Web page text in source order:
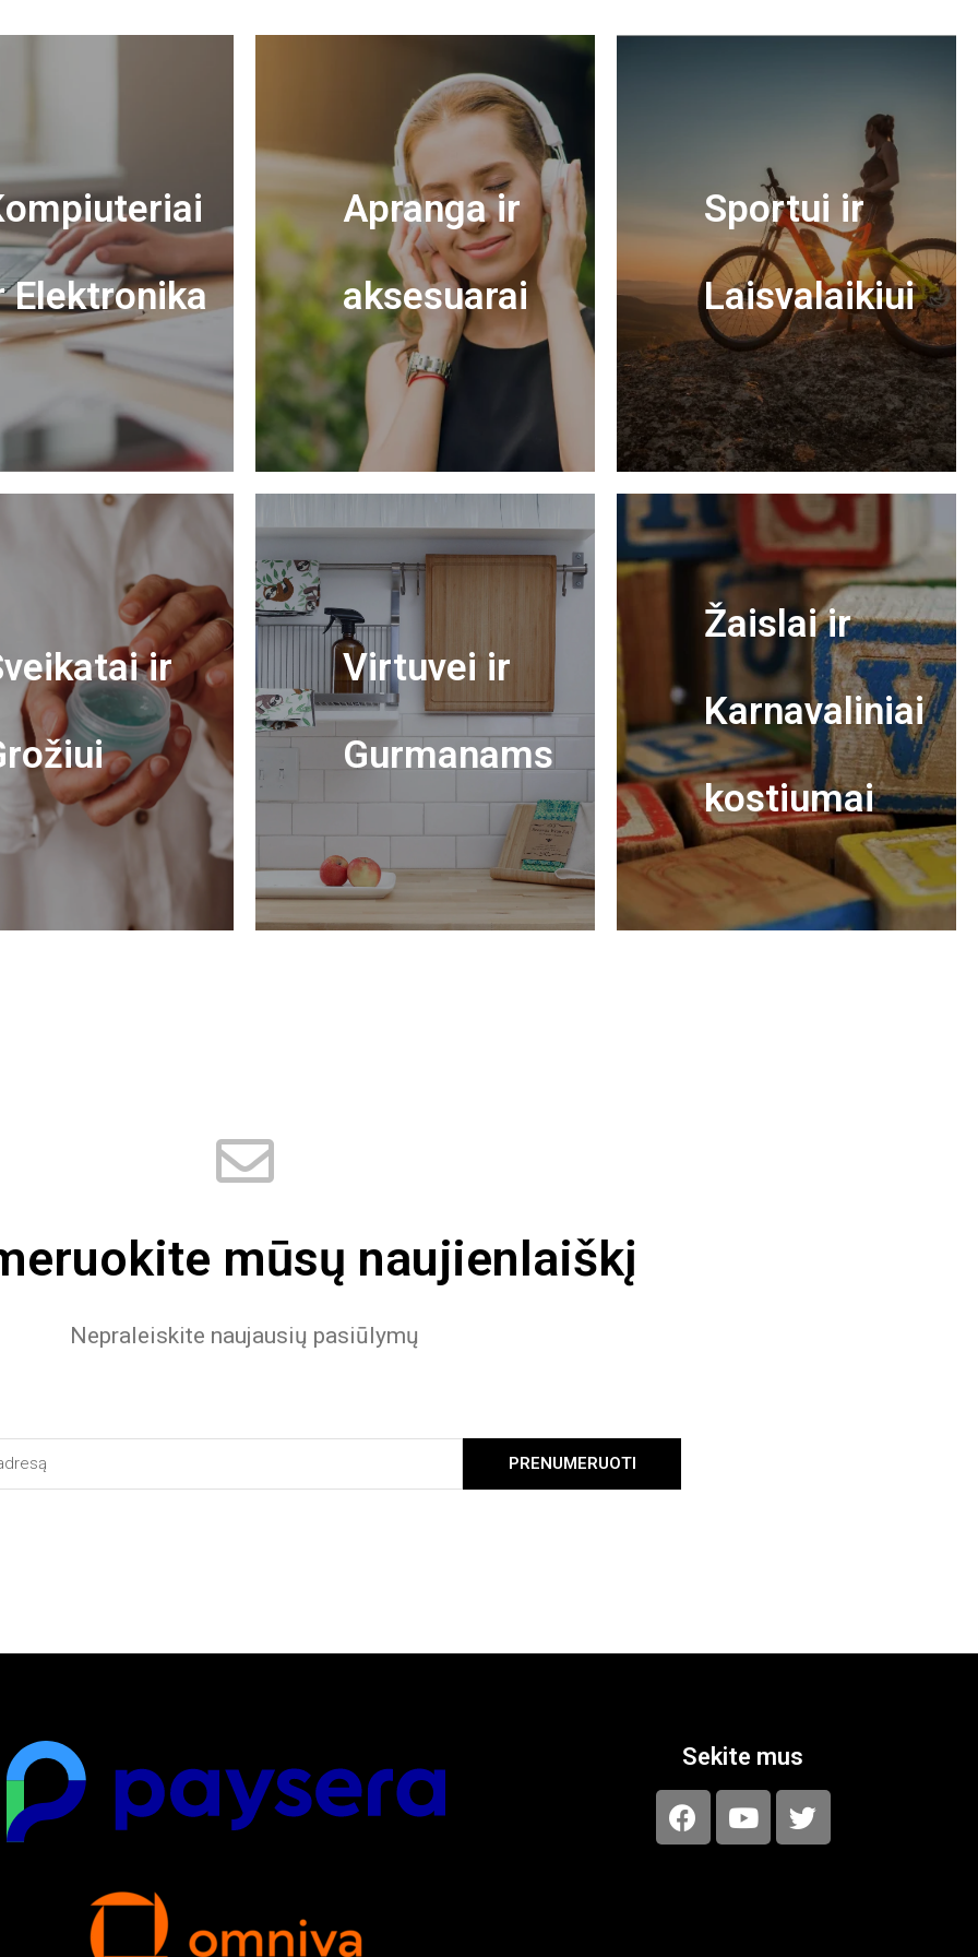
Elektronika
Apranga ir
aksesuarai
Sportui ir
Laisvalaikiui
ir
Virtuvei ir
Gurmanams
Žaislai ir
Karnavaliniai
kostiumai
mūsų naujienlaiškį
Nepraleiskite naujausių pasiūlymų
PRENUMERUOTI
Sekite mus